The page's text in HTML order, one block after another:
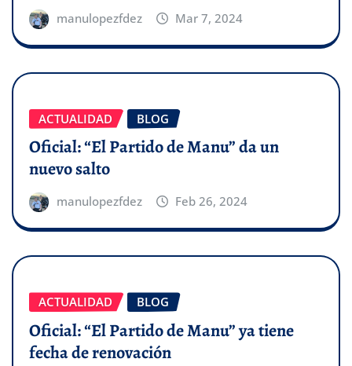
manulopezfdez Mar 7, 2024
ACTUALIDAD BLOG
Oficial: “El Partido de Manu” da un
nuevo salto
manulopezfdez Feb 26, 2024
ACTUALIDAD BLOG
Oficial: “El Partido de Manu” ya tiene
fecha de renovación